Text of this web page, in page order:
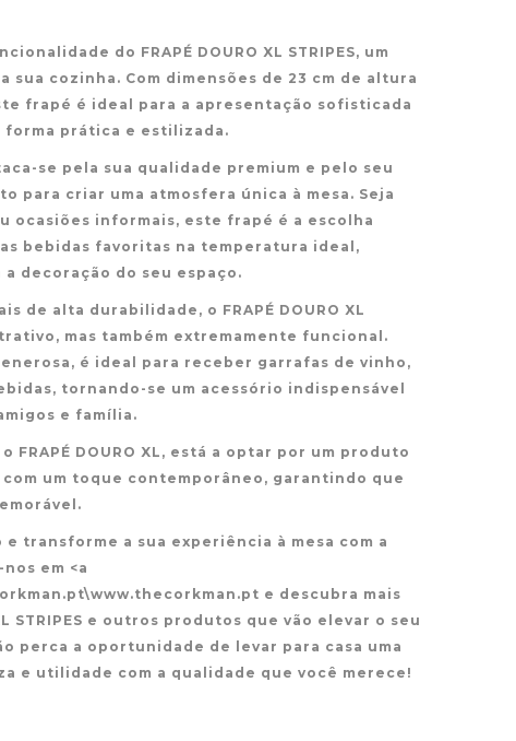
do FRAPÉ DOURO XL STRIPES, um
sua cozinha. Com dimensões de 23 cm de altura
frapé é ideal para a apresentação sofisticada
prática e estilizada.
se pela sua qualidade premium e pelo seu
para criar uma atmosfera única à mesa. Seja
ocasiões informais, este frapé é a escolha
bebidas favoritas na temperatura ideal,
decoração do seu espaço.
de alta durabilidade, o FRAPÉ DOURO XL
mas também extremamente funcional.
é ideal para receber garrafas de vinho,
tornando-se um acessório indispensável
e família.
FRAPÉ DOURO XL, está a optar por um produto
um toque contemporâneo, garantindo que
e transforme a sua experiência à mesa com a
em <a
e descubra mais
STRIPES e outros produtos que vão elevar o seu
perca a oportunidade de levar para casa uma
e utilidade com a qualidade que você merece!